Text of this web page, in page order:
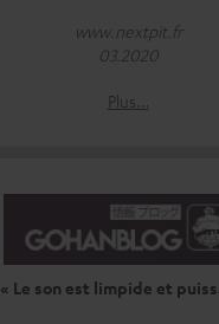
www.nextpit.fr
03.2020
Plus…
« Le son est limpide et